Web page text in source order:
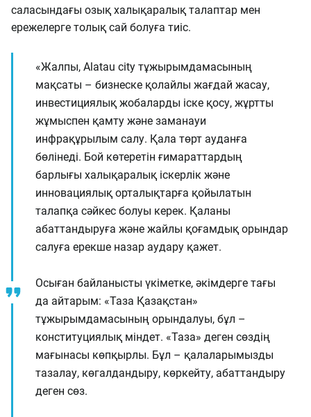
саласындағы озық халықаралық талаптар мен
ережелерге толық сай болуға тиіс.
«Жалпы, Alatau city тұжырымдамасының
мақсаты – бизнеске қолайлы жағдай жасау,
инвестициялық жобаларды іске қосу, жұртты
жұмыспен қамту және заманауи
инфрақұрылым салу. Қала төрт ауданға
бөлінеді. Бой көтеретін ғимараттардың
барлығы халықаралық іскерлік және
инновациялық орталықтарға қойылатын
талапқа сәйкес болуы керек. Қаланы
абаттандыруға және жайлы қоғамдық орындар
салуға ерекше назар аудару қажет.
Осыған байланысты үкіметке, әкімдерге тағы
да айтарым: «Таза Қазақстан»
тұжырымдамасының орындалуы, бұл –
конституциялық міндет. «Таза» деген сөздің
мағынасы көпқырлы. Бұл – қалаларымызды
тазалау, көгалдандыру, көркейту, абаттандыру
деген сөз.